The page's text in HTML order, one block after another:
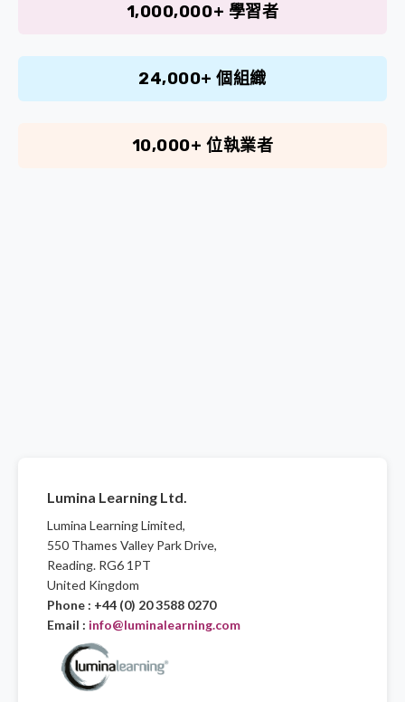
1,000,000+ 學習者
24,000+ 個組織
10,000+ 位執業者
Lumina Learning Ltd.
Lumina Learning Limited,
550 Thames Valley Park Drive,
Reading. RG6 1PT
United Kingdom
Phone : +44 (0) 20 3588 0270
Email : info@luminalearning.com